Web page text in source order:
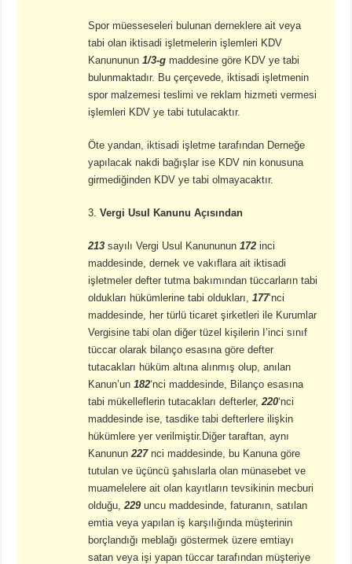
Spor müesseseleri bulunan derneklere ait veya
tabi olan iktisadi işletmelerin işlemleri KDV
Kanununun1/3-g maddesine göre KDV ye tabi
bulunmaktadır. Bu çerçevede, iktisadi işletmenin
spor malzemesi teslimi ve reklam hizmeti vermesi
işlemleri KDV ye tabi tutulacaktır.
Öte yandan, iktisadi işletme tarafından Derneğe
yapılacak nakdi bağışlar ise KDV nin konusuna
girmediğinden KDV ye tabi olmayacaktır.
3.Vergi Usul Kanunu Açısından
213 sayılı Vergi Usul Kanununun172 inci
maddesinde, dernek ve vakıflara ait iktisadi
işletmeler defter tutma bakımından tüccarların tabi
oldukları hükümlerine tabi oldukları,177‘nci
maddesinde, her türlü ticaret şirketleri ile Kurumlar
Vergisine tabi olan diğer tüzel kişilerin I’inci sınıf
tüccar olarak bilanço esasına göre defter
tutacakları hüküm altına alınmış olup, anılan
Kanun’un182‘nci maddesinde, Bilanço esasına
tabi mükelleflerin tutacakları defterler,220‘nci
maddesinde ise, tasdike tabi defterlere ilişkin
hükümlere yer verilmiştir.Diğer taraftan, aynı
Kanunun227nci maddesinde, bu Kanuna göre
tutulan ve üçüncü şahıslarla olan münasebet ve
muamelelere ait olan kayıtların tevsikinin mecburi
olduğu,229uncu maddesinde, faturanın, satılan
emtia veya yapılan iş karşılığında müşterinin
borçlandığı meblağı göstermek üzere emtiayı
satan veya işi yapan tüccar tarafından müşteriye